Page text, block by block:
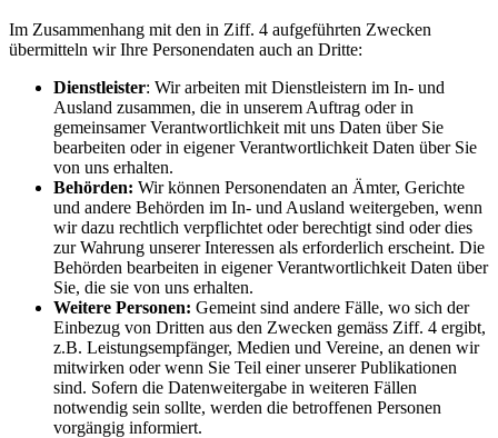
Im Zusammenhang mit den in Ziff. 4 aufgeführten Zwecken
übermitteln wir Ihre Personendaten auch an Dritte:
Dienstleister: Wir arbeiten mit Dienstleistern im In- und
Ausland zusammen, die in unserem Auftrag oder in
gemeinsamer Verantwortlichkeit mit uns Daten über Sie
bearbeiten oder in eigener Verantwortlichkeit Daten über Sie
von uns erhalten.
Behörden: Wir können Personendaten an Ämter, Gerichte
und andere Behörden im In- und Ausland weitergeben, wenn
wir dazu rechtlich verpflichtet oder berechtigt sind oder dies
zur Wahrung unserer Interessen als erforderlich erscheint. Die
Behörden bearbeiten in eigener Verantwortlichkeit Daten über
Sie, die sie von uns erhalten.
Weitere Personen: Gemeint sind andere Fälle, wo sich der
Einbezug von Dritten aus den Zwecken gemäss Ziff. 4 ergibt,
z.B. Leistungsempfänger, Medien und Vereine, an denen wir
mitwirken oder wenn Sie Teil einer unserer Publikationen
sind. Sofern die Datenweitergabe in weiteren Fällen
notwendig sein sollte, werden die betroffenen Personen
vorgängig informiert.